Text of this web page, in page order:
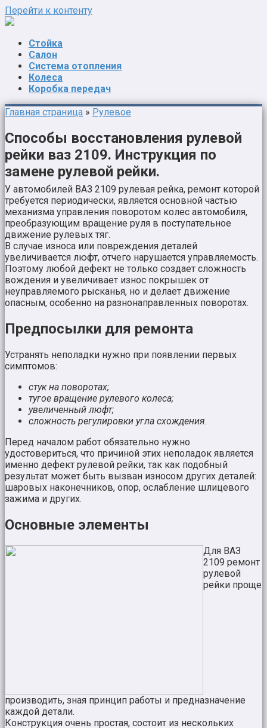
Перейти к контенту
Стойка
Салон
Система отопления
Колеса
Коробка передач
Главная страница » Рулевое
Способы восстановления рулевой
рейки ваз 2109. Инструкция по
замене рулевой рейки.
У автомобилей ВАЗ 2109 рулевая рейка, ремонт которой
требуется периодически, является основной частью
механизма управления поворотом колес автомобиля,
преобразующим вращение руля в поступательное
движение рулевых тяг.
В случае износа или повреждения деталей
увеличивается люфт, отчего нарушается управляемость.
Поэтому любой дефект не только создает сложность
вождения и увеличивает износ покрышек от
неуправляемого рысканья, но и делает движение
опасным, особенно на разнонаправленных поворотах.
Предпосылки для ремонта
Устранять неполадки нужно при появлении первых
симптомов:
стук на поворотах;
тугое вращение рулевого колеса;
увеличенный люфт;
сложность регулировки угла схождения.
Перед началом работ обязательно нужно
удостовериться, что причиной этих неполадок является
именно дефект рулевой рейки, так как подобный
результат может быть вызван износом других деталей:
шаровых наконечников, опор, ослабление шлицевого
зажима и других.
Основные элементы
Для ВАЗ
2109 ремонт
рулевой
рейки проще
производить, зная принцип работы и предназначение
каждой детали.
Конструкция очень простая, состоит из нескольких